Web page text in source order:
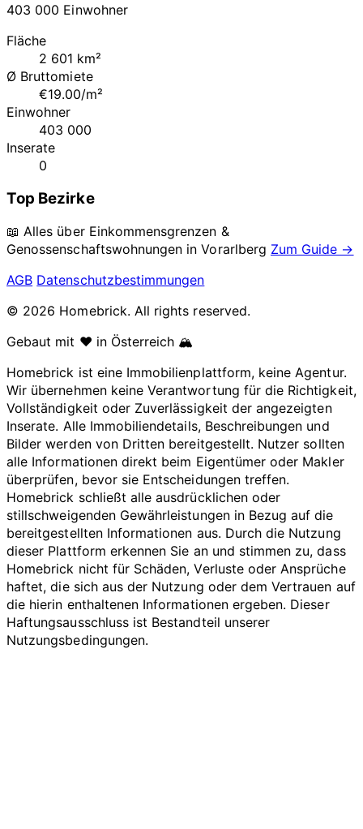
403 000 Einwohner
Fläche
2 601 km²
Ø Bruttomiete
€19.00/m²
Einwohner
403 000
Inserate
0
Top Bezirke
📖 Alles über Einkommensgrenzen &
Genossenschaftswohnungen inVorarlberg Zum Guide →
AGB Datenschutzbestimmungen
© 2026 Homebrick. All rights reserved.
Gebaut mit ❤️ in Österreich 🏔️
Homebrick ist eine Immobilienplattform, keine Agentur.
Wir übernehmen keine Verantwortung für die Richtigkeit,
Vollständigkeit oder Zuverlässigkeit der angezeigten
Inserate. Alle Immobiliendetails, Beschreibungen und
Bilder werden von Dritten bereitgestellt. Nutzer sollten
alle Informationen direkt beim Eigentümer oder Makler
überprüfen, bevor sie Entscheidungen treffen.
Homebrick schließt alle ausdrücklichen oder
stillschweigenden Gewährleistungen in Bezug auf die
bereitgestellten Informationen aus. Durch die Nutzung
dieser Plattform erkennen Sie an und stimmen zu, dass
Homebrick nicht für Schäden, Verluste oder Ansprüche
haftet, die sich aus der Nutzung oder dem Vertrauen auf
die hierin enthaltenen Informationen ergeben. Dieser
Haftungsausschluss ist Bestandteil unserer
Nutzungsbedingungen.